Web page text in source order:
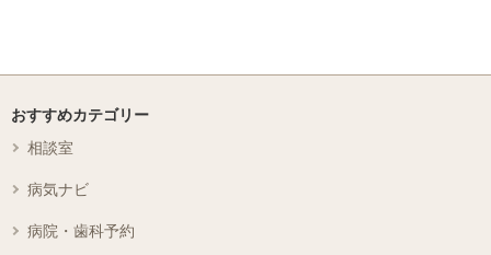
おすすめカテゴリー
相談室
病気ナビ
病院・歯科予約